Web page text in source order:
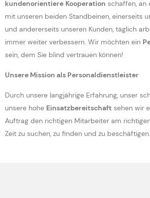
kundenorientiere Kooperation schaffen, an
mit unseren beiden Standbeinen, einerseits
und andererseits unseren Kunden, täglich
immer weiter verbessern. Wir möchten ein
sein, dem Sie blind vertrauen können!
Unsere Mission als Personaldienstleister
Durch unsere langjährige Erfahrung, unser
unsere hohe Einsatzbereitschaft sehen wir
Auftrag den richtigen Mitarbeiter am
Zeit zu suchen, zu finden und zu beschäftigen.